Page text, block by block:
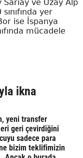
ve Uzay Alp
yer
ise İspanya
mücadele
ikna
yeni transfer
geri çevirdiğini
sadece para
bizim teklifimizin